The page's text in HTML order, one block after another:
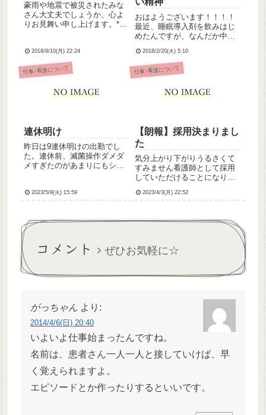
豪雨や地震で被災されたみな
さん大丈夫でしょうか、心よ
りお見舞い申し上げます。*さ
ぜ…！あとは準夜2日を残すの
みです。疲れてきてるけど頑
張るわよ(T_T)以前は夜勤(特
に深夜)は嫌すぎて出勤す...
2018/9/10(月) 22:24
おはようございます！！！！
最近、睡眠導入剤を飲みはじ
めたんですが、なんだか中途
になっちゃって。今日も4時に
目が覚めました！私は、今は
どうか分かりませんが、前の
ていました。だからかわかり
2018/2/20(火) 5:10
仕事･看護について
連休明け
昨日は9連休明けの出勤でし
た。連休前、滅菌操作ダメダ
メすぎたのがあまりにもショ
A4用紙に書き出して連休中に
吸引の対応にあたることにな
り、...
2023/5/9(火) 15:59
仕事･看護について
【朗報】採用決まりまし
た
気分上がり下がりうるさくて
すみません看護師として採用
していただけることになりま
張らねば今週末に健康診断受
のでそれまでにコンディショ
と...
2023/4/3(月) 22:52
コメント ぜひお気軽に☆
がっちゃん より:
2014/4/6(日) 20:40
いよいよ仕事始まったんですね。
名前は、患者さん一人一人と接していけば、早
く覚えられますよ。
エピソードとか作ったりするといいです。